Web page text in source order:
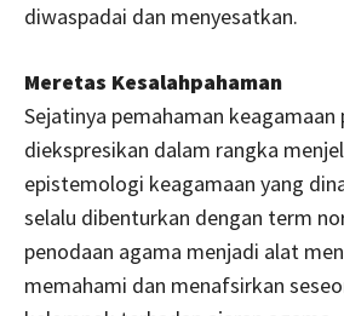
diwaspadai dan menyesatkan.
Meretas Kesalahpahaman
Sejatinya pemahaman
diekspresikan dalam rangka
epistemologi keagamaan yang
selalu dibenturkan dengan term
penodaan agama menjadi alat
memahami dan menafsirkan